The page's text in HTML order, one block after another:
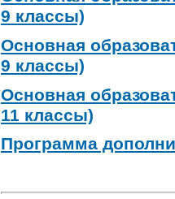
9 классы)
Основная
9 классы)
Основная
11 классы)
Программа